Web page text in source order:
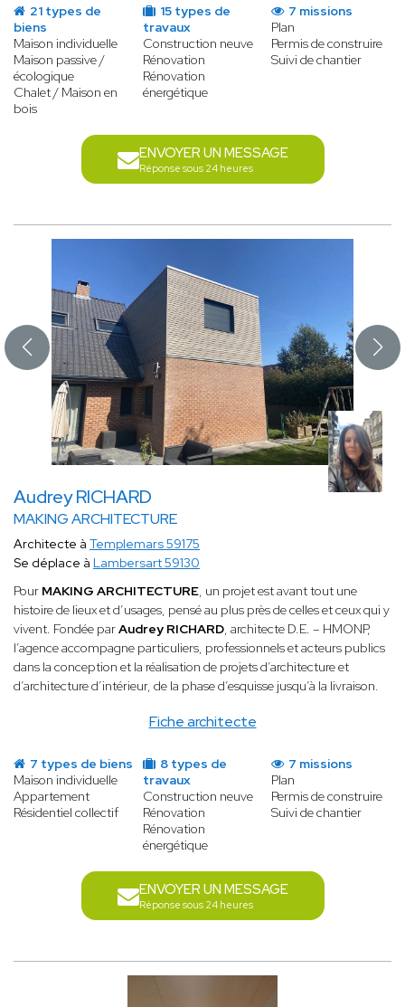
21 types de
biens
Maison individuelle
Maison passive /
écologique
Chalet / Maison en
bois
15 types de
travaux
Construction neuve
Rénovation
Rénovation
énergétique
7 missions
Plan
Permis de construire
Suivi de chantier
ENVOYER UN MESSAGE
Réponse sous 24 heures
Audrey RICHARD
MAKING ARCHITECTURE
Fiche architecte
Architecte à Templemars 59175
Se déplace à Lambersart 59130
Pour MAKING ARCHITECTURE, un projet est avant tout une
histoire de lieux et d’usages, pensé au plus près de celles et ceux qui y
vivent. Fondée parAudrey RICHARD, architecte D.E. – HMONP,
l’agence accompagne particuliers, professionnels et acteurs publics
dans la conception et la réalisation de projets d’architecture et
d’architecture d’intérieur, de la phase d’esquisse jusqu’à la livraison.
7 types de biens
Maison individuelle
Appartement
Résidentiel collectif
8 types de
travaux
Construction neuve
Rénovation
Rénovation
énergétique
7 missions
Plan
Permis de construire
Suivi de chantier
ENVOYER UN MESSAGE
Réponse sous 24 heures